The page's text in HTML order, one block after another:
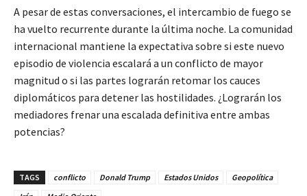
A pesar de estas conversaciones, el intercambio de fuego se
ha vuelto recurrente durante la última noche. La comunidad
internacional mantiene la expectativa sobre si este nuevo
episodio de violencia escalará a un conflicto de mayor
magnitud o si las partes lograrán retomar los cauces
diplomáticos para detener las hostilidades. ¿Lograrán los
mediadores frenar una escalada definitiva entre ambas
potencias?
TAGS conflicto Donald Trump Estados Unidos
Geopolítica